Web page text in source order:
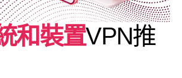
和裝置VPN推